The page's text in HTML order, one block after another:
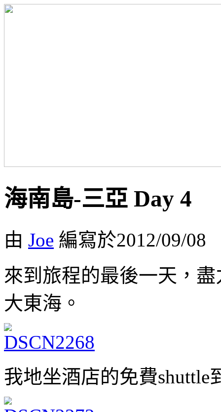
海南島-三亞 Day 4
由 Joe 編寫於2012/09/08
來到旅程的最後一天，
大東海。
我地坐酒店的免費